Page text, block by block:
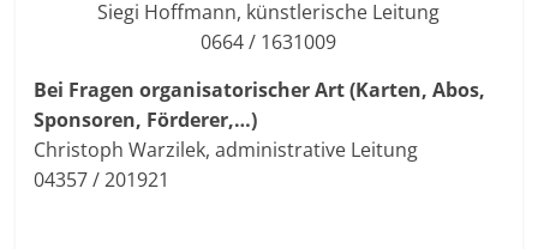
Siegi Hoffmann, künstlerische Leitung
0664 / 1631009
Bei Fragen organisatorischer Art (Karten, Abos,
Sponsoren, Förderer,…)
Christoph Warzilek, administrative Leitung
04357 / 201921